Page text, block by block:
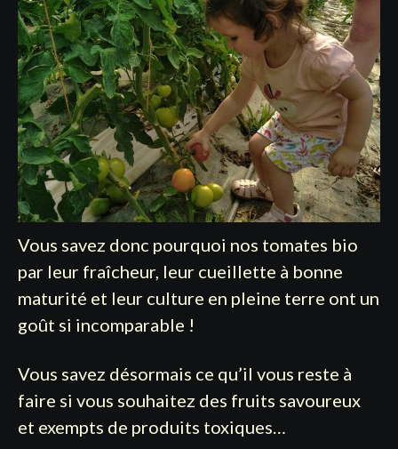
Vous savez donc pourquoi nos tomates bio
par leur fraîcheur, leur cueillette à bonne
maturité et leur culture en pleine terre ont un
goût si incomparable !
Vous savez désormais ce qu’il vous reste à
faire si vous souhaitez des fruits savoureux
et exempts de produits toxiques…